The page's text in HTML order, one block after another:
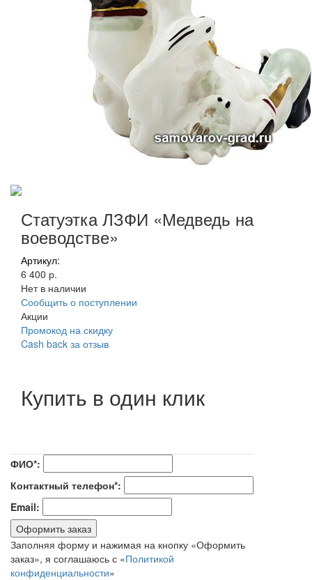
Статуэтка ЛЗФИ «Медведь на
воеводстве»
Артикул:
6 400 р.
Нет в наличии
Сообщить о поступлении
Акции
Промокод на скидку
Cash back за отзыв
Купить в один клик
ФИО*:
Контактный телефон*:
Email:
Оформить заказ
Заполняя форму и нажимая на кнопку «Оформить
заказ», я соглашаюсь с «Политикой
конфиденциальности»